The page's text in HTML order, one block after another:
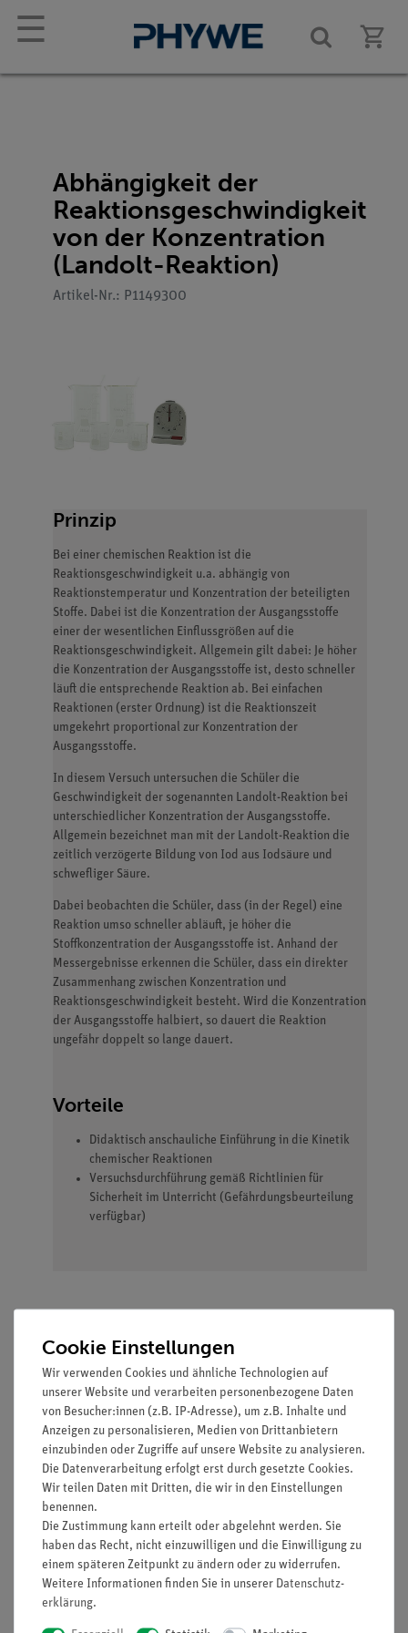
☰
Abhängigkeit der
Reaktionsgeschwindigkeit
von der Konzentration
(Landolt-Reaktion)
Artikel-Nr.: P1149300
Prinzip
Bei einer chemischen Reaktion ist die
Reaktionsgeschwindigkeit u.a. abhängig von
Reaktionstemperatur und Konzentration der beteiligten
Stoffe. Dabei ist die Konzentration der Ausgangsstoffe
einer der wesentlichen Einflussgrößen auf die
Reaktionsgeschwindigkeit. Allgemein gilt dabei: Je höher
die Konzentration der Ausgangsstoffe ist, desto schneller
läuft die entsprechende Reaktion ab. Bei einfachen
Reaktionen (erster Ordnung) ist die Reaktionszeit
umgekehrt proportional zur Konzentration der
Ausgangsstoffe.
In diesem Versuch untersuchen die Schüler die
Geschwindigkeit der sogenannten Landolt-Reaktion bei
unterschiedlicher Konzentration der Ausgangsstoffe.
Allgemein bezeichnet man mit der Landolt-Reaktion die
zeitlich verzögerte Bildung von Iod aus Iodsäure und
schwefliger Säure.
Dabei beobachten die Schüler, dass (in der Regel) eine
Reaktion umso schneller abläuft, je höher die
Stoffkonzentration der Ausgangsstoffe ist. Anhand der
Messergebnisse erkennen die Schüler, dass ein direkter
Zusammenhang zwischen Konzentration und
Reaktionsgeschwindigkeit besteht. Wird die Konzentration
der Ausgangsstoffe halbiert, so dauert die Reaktion
ungefähr doppelt so lange dauert.
Vorteile
Didaktisch anschauliche Einführung in die Kinetik
chemischer Reaktionen
Versuchsdurchführung gemäß Richtlinien für
Sicherheit im Unterricht (Gefährdungsbeurteilung
verfügbar)
Lieferumfang
Bechergläser, Boro, hohe
Form, diverse Größen
46027-
00
3
Bechergläser, Boro, hohe
Form, diverse Größen
46029-
00
2
Bechergläser, Boro, hohe
Form, diverse Größen
46033-
00
Messzylinder, Boro,
diverse Größen
36627-
1
Cookie Einstellungen
Wir verwenden Cookies und ähnliche Technologien auf
unserer Website und verarbeiten personenbezogene Daten
von Besucher:innen (z.B. IP-Adresse), um z.B. Inhalte und
Anzeigen zu personalisieren, Medien von Drittanbietern
einzubinden oder Zugriffe auf unsere Website zu analysieren.
Die Datenverarbeitung erfolgt erst durch gesetzte Cookies.
Wir teilen Daten mit Dritten, die wir in den Einstellungen
benennen.
Die Zustimmung kann erteilt oder abgelehnt werden. Sie
haben das Recht, nicht einzuwilligen und die Einwilligung zu
einem späteren Zeitpunkt zu ändern oder zu widerrufen.
Weitere Informationen finden Sie in unserer Daten­schutz­
erklärung.